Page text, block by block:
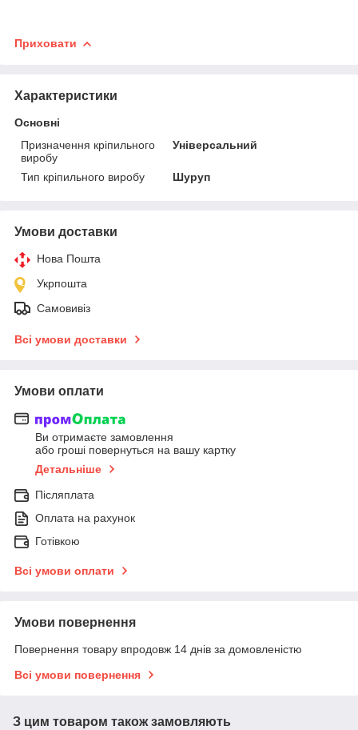
Приховати
Характеристики
Основні
Призначення кріпильного
виробу
Універсальний
Тип кріпильного виробу Шуруп
Умови доставки
Нова Пошта
Укрпошта
Самовивіз
Всі умови доставки
Умови оплати
Ви отримаєте замовлення
або гроші повернуться на вашу картку
Детальніше
Післяплата
Оплата на рахунок
Готівкою
Всі умови оплати
Умови повернення
Повернення товару впродовж 14 днів за домовленістю
Всі умови повернення
З цим товаром також замовляють